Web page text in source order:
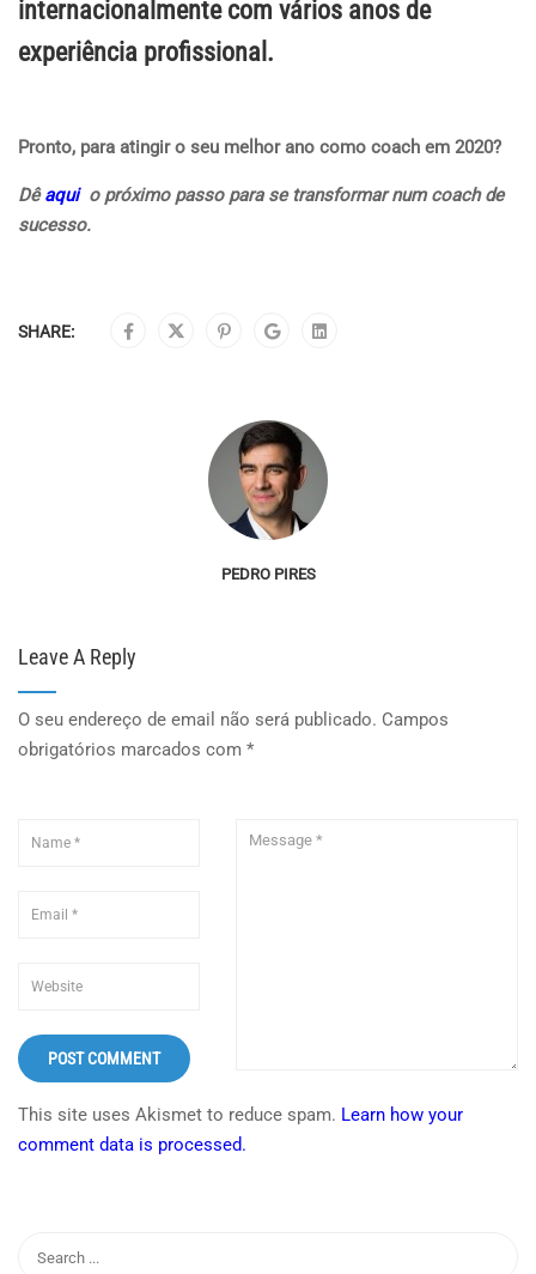
internacionalmente com vários anos de
experiência profissional.
Pronto, para atingir o seu melhor ano como coach em 2020?
Dêaqui o próximo passo para se transformar num coach de
sucesso.
SHARE:
PEDRO PIRES
Leave A Reply
O seu endereço de email não será publicado. Campos
obrigatórios marcados com *
This site uses Akismet to reduce spam. Learn how your
comment data is processed.